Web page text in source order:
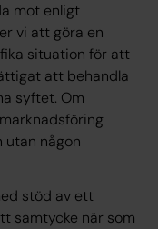
mot enligt
vi att göra en
situation för att
att behandla
syftet. Om
utan någon
stöd av ett
samtycke när som